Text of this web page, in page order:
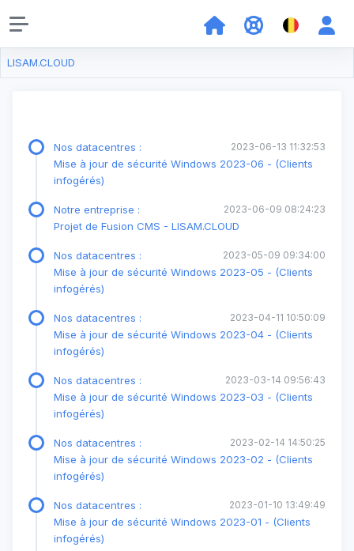
LISAM.CLOUD
2023-06-13 11:32:53
Nos datacentres :
Mise à jour de sécurité Windows 2023-06 - (Clients
infogérés)
2023-06-09 08:24:23
Notre entreprise :
Projet de Fusion CMS - LISAM.CLOUD
2023-05-09 09:34:00
Nos datacentres :
Mise à jour de sécurité Windows 2023-05 - (Clients
infogérés)
2023-04-11 10:50:09
Nos datacentres :
Mise à jour de sécurité Windows 2023-04 - (Clients
infogérés)
2023-03-14 09:56:43
Nos datacentres :
Mise à jour de sécurité Windows 2023-03 - (Clients
infogérés)
2023-02-14 14:50:25
Nos datacentres :
Mise à jour de sécurité Windows 2023-02 - (Clients
infogérés)
2023-01-10 13:49:49
Nos datacentres :
Mise à jour de sécurité Windows 2023-01 - (Clients
infogérés)